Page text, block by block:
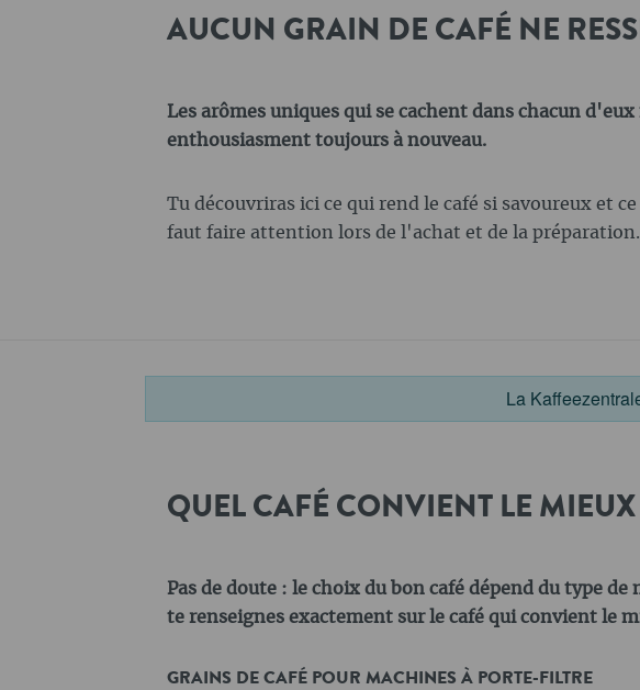
AUCUN GRAIN DE CAFÉ NE
Les arômes uniques qui se cachent dans chacun d'eux
enthousiasment toujours à nouveau.
Tu découvriras ici ce qui rend le café si savoureux et ce
faut faire attention lors de l'achat et de la préparation.
La
QUEL CAFÉ CONVIENT LE
Pas de doute : le choix du bon café dépend du type
te renseignes exactement sur le café qui convient le
GRAINS DE CAFÉ POUR MACHINES À PORTE-FILTRE